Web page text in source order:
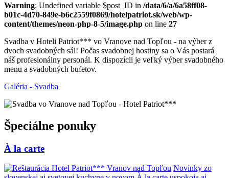
Warning: Undefined variable $post_ID in /data/6/a/6a58ff08-
b01c-4d70-849e-b6c2559f0869/hotelpatriot.sk/web/wp-
content/themes/neon-php-8-5/image.php on line 27
Svadba v Hoteli Patriot*** vo Vranove nad Topľou - na výber z
dvoch svadobných sál! Počas svadobnej hostiny sa o Vás postará
náš profesionálny personál. K dispozícii je veľký výber svadobného
menu a svadobných bufetov.
Galéria - Svadba
Špeciálne ponuky
À la carte
Novinky zo